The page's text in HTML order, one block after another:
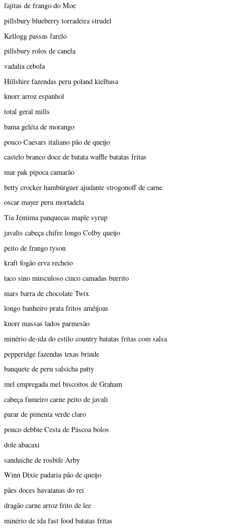
fajitas de frango do Moe
pillsbury blueberry torradeira strudel
Kellogg passas farelo
pillsbury rolos de canela
vadalia cebola
Hillshire fazendas peru poland kielbasa
knorr arroz espanhol
total geral mills
bama geléia de morango
pouco Caesars italiano pão de queijo
castelo branco doce de batata waffle batatas fritas
mar pak pipoca camarão
betty crocker hambúrguer ajudante strogonoff de carne
oscar mayer peru mortadela
Tia Jemima panquecas maple syrup
javalis cabeça chifre longo Colby queijo
peito de frango tyson
kraft fogão erva recheio
taco sino musculoso cinco camadas burrito
mars barra de chocolate Twix
longo banheiro prata fritos amêijoas
knorr massas lados parmesão
minério de-ida do estilo country batatas fritas com salsa
pepperidge fazendas texas brinde
banquete de peru salsicha patty
mel empregada mel biscoitos de Graham
cabeça fumeiro carne peito de javali
parar de pimenta verde claro
pouco debbie Cesta de Páscoa bolos
dole abacaxi
sanduíche de rosbife Arby
Winn Dixie padaria pão de queijo
pães doces havaianas do rei
dragão carne arroz frito de lee
minério de ida fast food batatas fritas